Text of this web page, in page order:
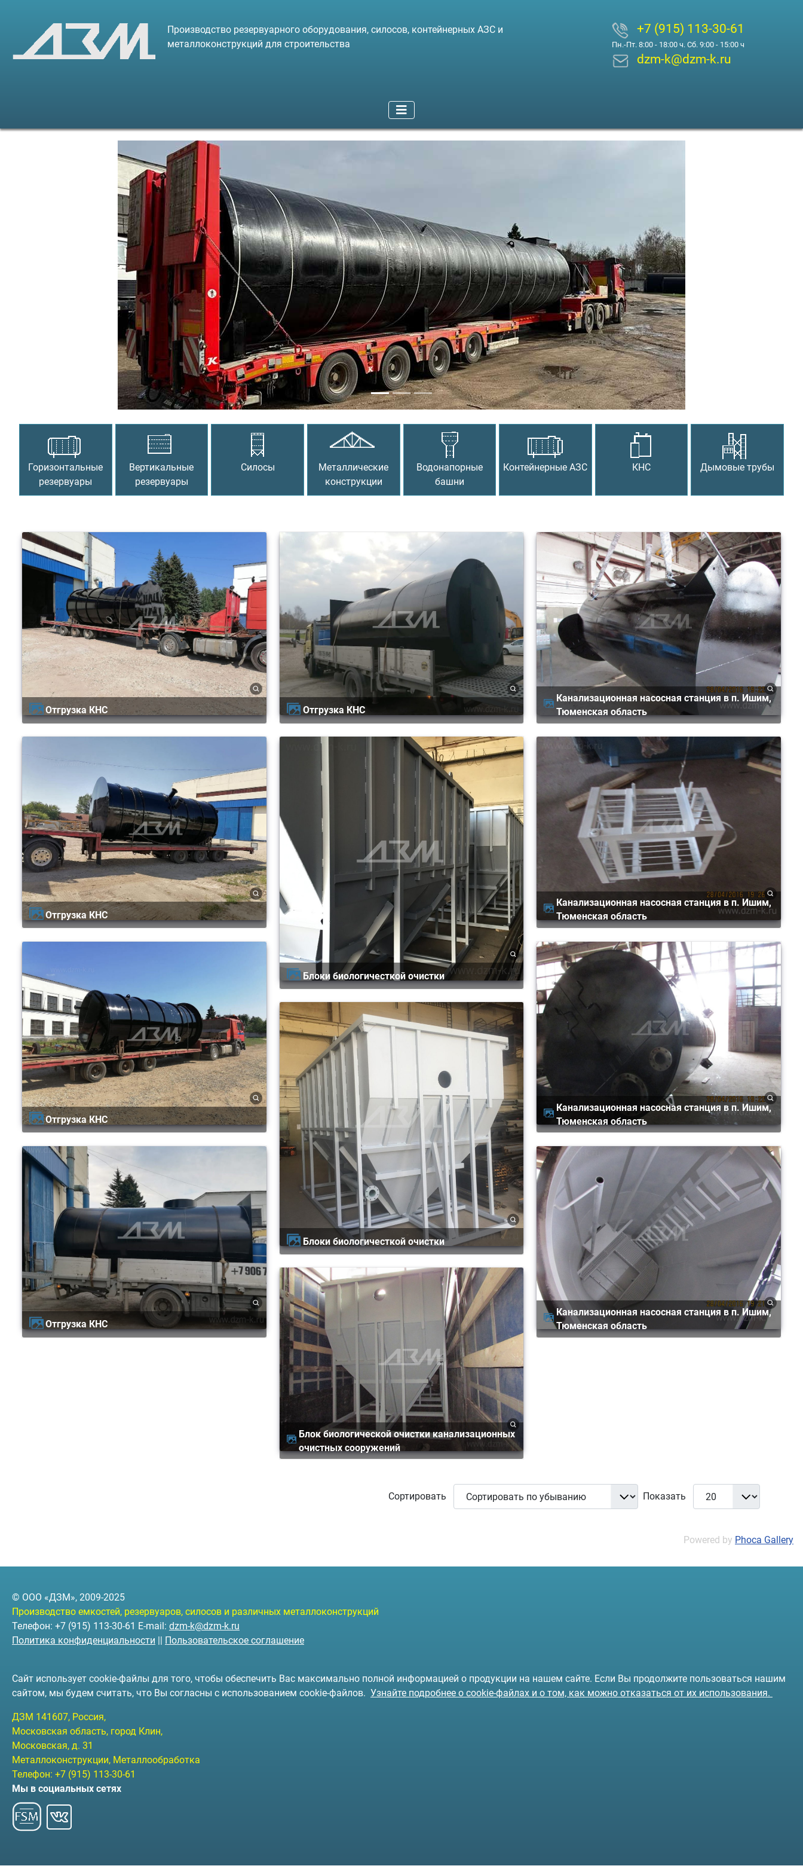
Производство резервуарного оборудования, силосов, контейнерных АЗС и
металлоконструкций для строительства
+7 (915) 113-30-61
Пн.-Пт. 8:00 - 18:00 ч. Сб. 9:00 - 15:00 ч
dzm-k@dzm-k.ru
Предыдущий
Горизонтальные
резервуары
Вертикальные
резервуары
Силосы
Металлические
конструкции
Водонапорные
башни
Контейнерные АЗС КНС Дымовые трубы
Отгрузка КНС
Отгрузка КНС
Отгрузка КНС
Отгрузка КНС
Отгрузка КНС
Блоки биологичесткой очистки
Блоки биологичесткой очистки
Блок биологической очистки канализационных
очистных сооружений
Канализационная насосная станция в п. Ишим,
Тюменская область
Канализационная насосная станция в п. Ишим,
Тюменская область
Канализационная насосная станция в п. Ишим,
Тюменская область
Канализационная насосная станция в п. Ишим,
Тюменская область
Сортировать Показать
Powered by Phoca Gallery
© ООО «ДЗМ», 2009-2025
Производство емкостей, резервуаров, силосов и различных металлоконструкций
Телефон: +7 (915) 113-30-61 E-mail: dzm-k@dzm-k.ru
Политика конфиденциальности
Пользовательское соглашение
Сайт использует cookie-файлы для того, чтобы обеспечить Вас максимально полной информацией о продукции на нашем сайте. Если Вы продолжите пользоваться нашим
сайтом, мы будем считать, что Вы согласны с использованием cookie-файлов. Узнайте подробнее о cookie-файлах и о том, как можно отказаться от их использования.
ДЗМ 141607, Россия,
Московская область, город Клин,
Московская, д. 31
Металлоконструкции, Металлообработка
Телефон: +7 (915) 113-30-61
Мы в социальных сетях